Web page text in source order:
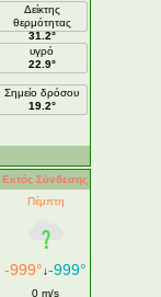
Δείκτης
θερμότητας
31.2°
υγρό
22.9°
Σημείο δρόσου
19.2°
Εκτός Σύνδεσης
Πέμπτη
-999°↓-999°
0 m/s